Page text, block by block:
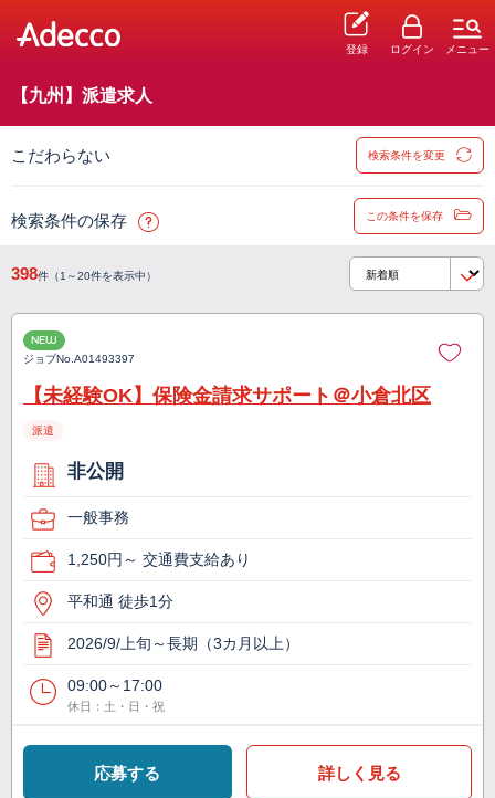
登録 ログイン メニュー
【九州】派遣求人
こだわらない 検索条件を変更
検索条件の保存 この条件を保存
398件（1～20件を表示中）
NEW
ジョブNo.A01493397
【未経験OK】保険金請求サポート＠小倉北区
派遣
非公開
一般事務
1,250円～ 交通費支給あり
平和通 徒歩1分
2026/9/上旬～長期（3カ月以上）
09:00～17:00
休日：土・日・祝
応募する 詳しく見る